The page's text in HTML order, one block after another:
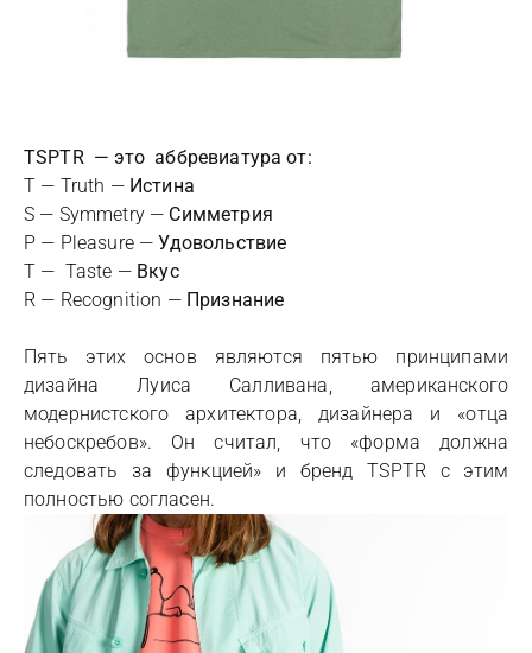
TSPTR — это аббревиатура от:
T — Truth — Истина
S — Symmetry — Симметрия
P — Pleasure —Удовольствие
T — Taste — Вкус
R — Recognition — Признание
Пять этих основ являются пятью принципами
дизайна Луиса Салливана, американского
модернистского архитектора, дизайнера и «отца
небоскребов». Он считал, что «форма должна
следовать за функцией» и бренд TSPTR с этим
полностью согласен.